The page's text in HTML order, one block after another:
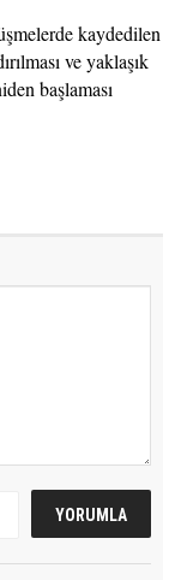
kaydedilen
ve yaklaşık
başlaması